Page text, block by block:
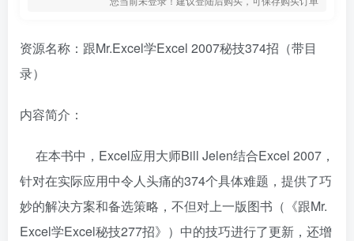
资源名称：跟Mr.Excel学Excel 2007秘技374招（带目
录）
内容简介：
在本书中，Excel应用大师Bill Jelen结合Excel 2007，
针对在实际应用中令人头痛的374个具体难题，提供了巧
妙的解决方案和备选策略，不但对上一版图书（《跟Mr.
Excel学Excel秘技277招》）中的技巧进行了更新，还增